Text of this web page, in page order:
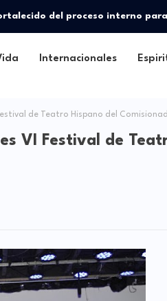
del proceso interno para
Internacionales
de Teatro Hispano del
VI Festival de